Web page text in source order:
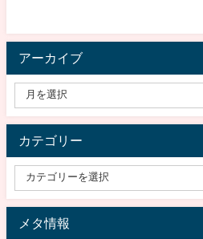
アーカイブ
カテゴリー
メタ情報